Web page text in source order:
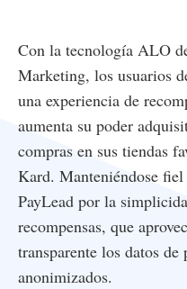
Con la tecnología ALO
Marketing, los usuarios
una experiencia de
aumenta su poder
compras en sus tiendas
Kard. Manteniéndose
PayLead por la
recompensas, que
transparente los datos de
anonimizados.